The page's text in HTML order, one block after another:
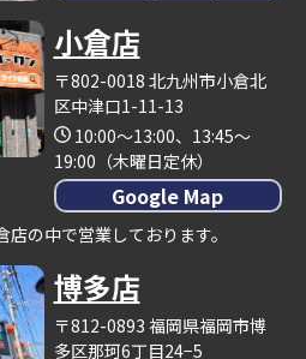
小倉店
〒802-0018 北九州市小倉北
区中津口1-11-13
10:00～13:00、13:45～
19:00（木曜日定休）
Google Map
の中で営業しております。
博多店
〒812-0893 福岡県福岡市博
多区那珂6丁目24−5